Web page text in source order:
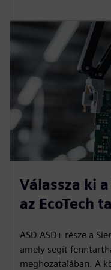
Válassza ki
az EcoTech
ASD ASD+ része a
amely segít
meghozatalában. A